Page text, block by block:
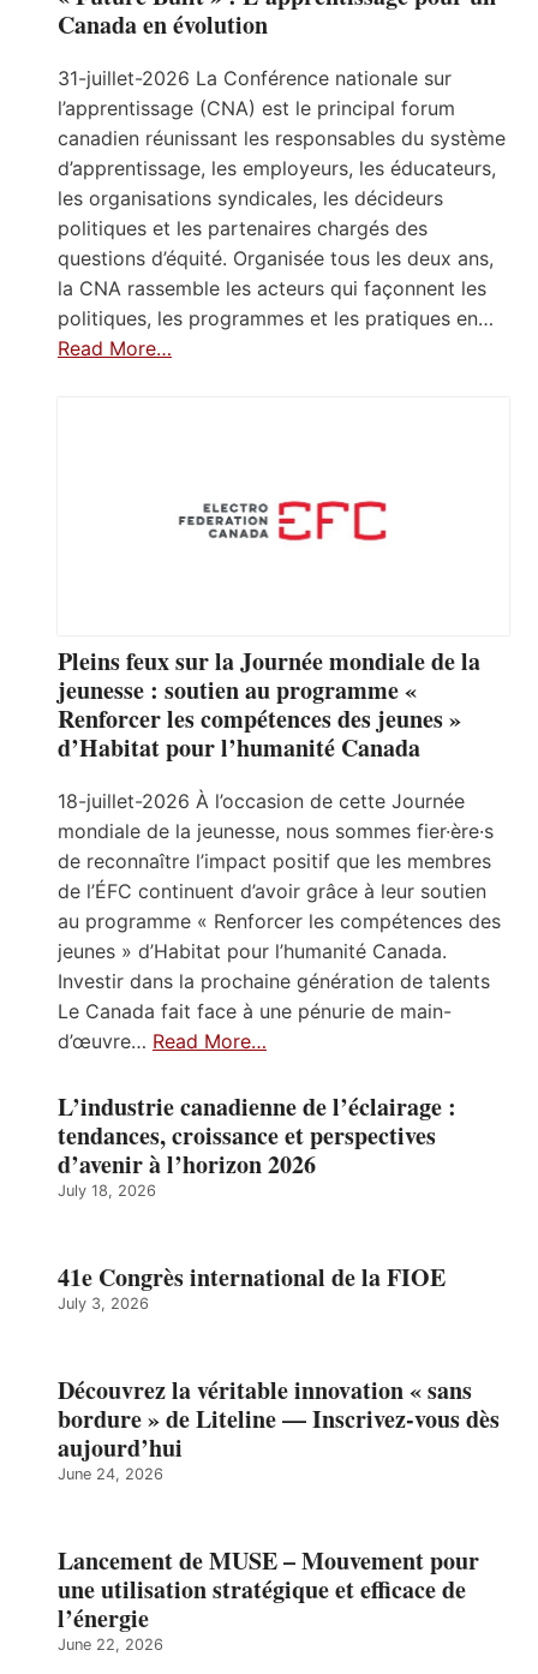
Canada en évolution
31-juillet-2026 La Conférence nationale sur
l’apprentissage (CNA) est le principal forum
canadien réunissant les responsables du système
d’apprentissage, les employeurs, les éducateurs,
les organisations syndicales, les décideurs
politiques et les partenaires chargés des
questions d’équité. Organisée tous les deux ans,
la CNA rassemble les acteurs qui façonnent les
politiques, les programmes et les pratiques en…
Read More…
Pleins feux sur la Journée mondiale de la
jeunesse : soutien au programme «
Renforcer les compétences des jeunes »
d’Habitat pour l’humanité Canada
18-juillet-2026 À l’occasion de cette Journée
mondiale de la jeunesse, nous sommes fier·ère·s
de reconnaître l’impact positif que les membres
de l’ÉFC continuent d’avoir grâce à leur soutien
au programme « Renforcer les compétences des
jeunes » d’Habitat pour l’humanité Canada.
Investir dans la prochaine génération de talents
Le Canada fait face à une pénurie de main-
d’œuvre… Read More…
L’industrie canadienne de l’éclairage :
tendances, croissance et perspectives
d’avenir à l’horizon 2026
July 18, 2026
41e Congrès international de la FIOE
July 3, 2026
Découvrez la véritable innovation « sans
bordure » de Liteline — Inscrivez-vous dès
aujourd’hui
June 24, 2026
Lancement de MUSE – Mouvement pour
une utilisation stratégique et efficace de
l’énergie
June 22, 2026